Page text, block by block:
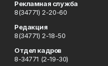
Рекламная служба
8(34771) 2-20-60
Редакция
8(34771) 2-18-50
Отдел кадров
8-34771 (2-19-30)